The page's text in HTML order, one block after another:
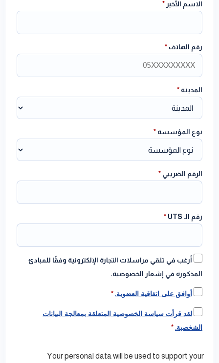
الاسم الأخير *
رقم الهاتف *
المدينة *
نوع المؤسسة *
الرقم الضريبي *
رقم الـ UTS *
أرغب في تلقي مراسلات التجارة الإلكترونية وفقًا للمبادئ
المذكورة في إشعار الخصوصية.
أوافق على اتفاقية العضوية. *
لقد قرأت سياسة الخصوصية المتعلقة بمعالجة البيانات
الشخصية. *
Your personal data will be used to support your